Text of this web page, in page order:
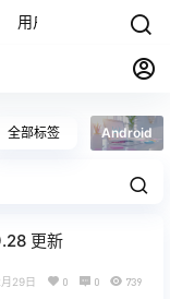
用户协议 联系我们
全部标签 Android
更新
29日 0 0 739